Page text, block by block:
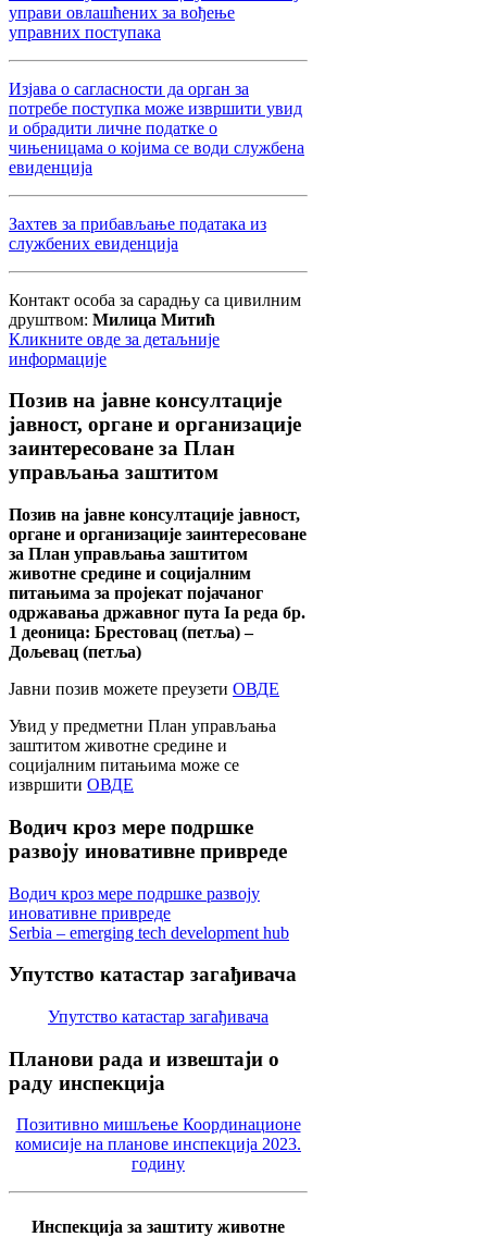
управи овлашћених за вођење
управних поступака
Изјава о сагласности да орган за
потребе поступка може извршити увид
и обрадити личне податке о
чињеницама о којима се води службена
евиденција
Захтев за прибављање података из
службених евиденција
Контакт особа за сарадњу са цивилним
друштвом: Милица Митић
Кликните овде за детаљније
информације
Позив на јавне консултације
јавност, органе и организације
заинтересоване за План
управљања заштитом
Позив на јавне консултације јавност,
органе и организације заинтересоване
за План управљања заштитом
животне средине и социјалним
питањима за пројекат појачаног
одржавања државног пута Ia реда бр.
1 деоница: Брестовац (петља) –
Дољевац (петља)
Јавни позив можете преузети ОВДЕ
Увид у предметни План управљања
заштитом животне средине и
социјалним питањима може се
извршити ОВДЕ
Водич кроз мере подршке
развоју иновативне привреде
Водич кроз мере подршке развоју
иновативне привреде
Serbia – emerging tech development hub
Упутство катастар загађивача
Упутство катастар загађивача
Планови рада и извештаји о
раду инспекција
Позитивно мишљење Координационе
комисије на планове инспекција 2023.
годину
Инспекција за заштиту животне